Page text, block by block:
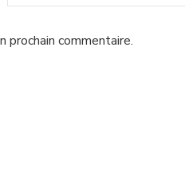
prochain commentaire.